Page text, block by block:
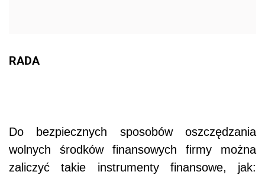
RADA
Do bezpiecznych sposobów oszczędzania
wolnych środków finansowych firmy można
zaliczyć takie instrumenty finansowe, jak: